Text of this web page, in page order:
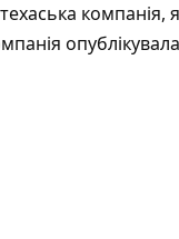
компанія,